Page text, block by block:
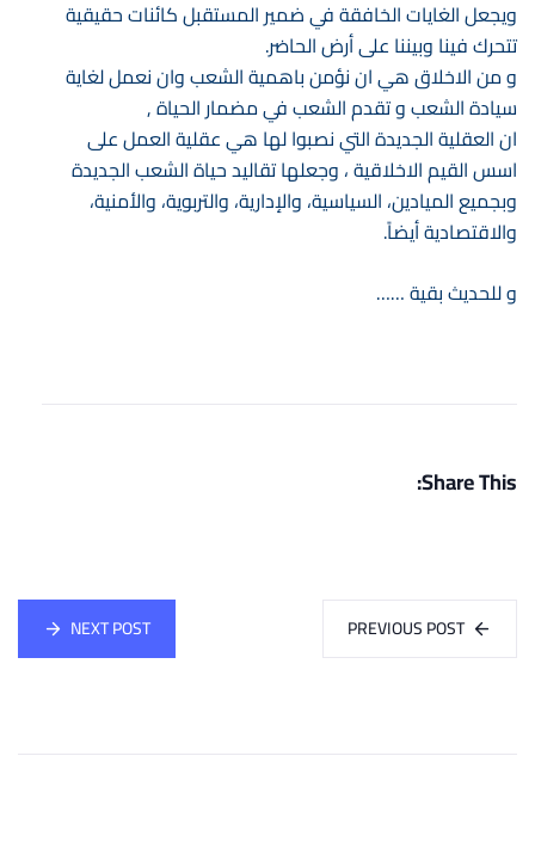
ويجعل الغايات الخافقة في ضمير المستقبل كائنات حقيقية
تتحرك فينا وبيننا على أرض الحاضر.
و من الاخلاق هي ان نؤمن باهمية الشعب وان نعمل لغاية
سيادة الشعب و تقدم الشعب في مضمار الحياة ,
ان العقلية الجديدة التي نصبوا لها هي عقلية العمل على
اسس القيم الاخلاقية ، وجعلها تقاليد حياة الشعب الجديدة
وبجميع الميادين، السياسية، والإدارية، والتربوية، والأمنية،
والاقتصادية أيضاً.
و للحديث بقية ……
Share This:
PREVIOUS POST
NEXT POST